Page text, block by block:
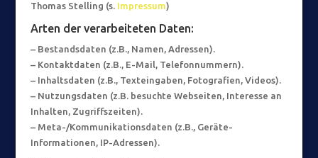
Thomas Stelling (s. Impressum)
Arten der verarbeiteten Daten:
– Bestandsdaten (z.B., Namen, Adressen).
– Kontaktdaten (z.B., E-Mail, Telefonnummern).
– Inhaltsdaten (z.B., Texteingaben, Fotografien, Videos).
– Nutzungsdaten (z.B. besuchte Webseiten, Interesse an
Inhalten, Zugriffszeiten).
– Meta-/Kommunikationsdaten (z.B., Geräte-
Informationen, IP-Adressen).